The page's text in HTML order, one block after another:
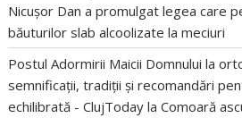
Nicușor Dan a promulgat legea care
băuturilor slab alcoolizate la meciuri
Postul Adormirii Maicii Domnului la
semnificații, tradiții și recomandări
echilibrată - ClujToday laComoară